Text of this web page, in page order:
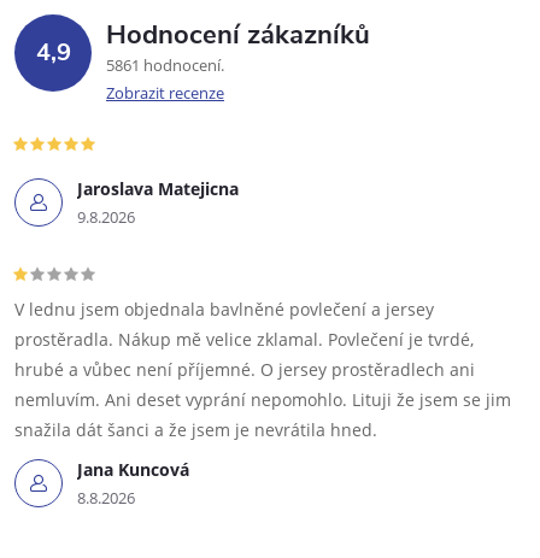
4,9 Hodnocení zákazníků
5861 hodnocení
Zobrazit recenze
Jaroslava Matejicna
9.8.2026
Jana Kuncová
8.8.2026
V lednu jsem objednala bavlněné povlečení a jersey
prostěradla. Nákup mě velice zklamal. Povlečení je tvrdé,
hrubé a vůbec není příjemné. O jersey prostěradlech ani
nemluvím. Ani deset vyprání nepomohlo. Lituji že jsem se jim
snažila dát šanci a že jsem je nevrátila hned.